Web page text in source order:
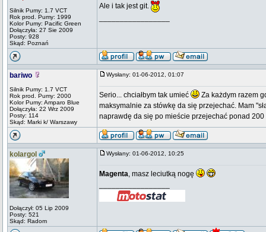
Silnik Pumy: 1.7 VCT
Rok prod. Pumy: 1999
Kolor Pumy: Pacific Green
Dołączyła: 27 Sie 2009
Posty: 928
Skąd: Poznań
Ale i tak jest git.
bariwo
Silnik Pumy: 1.7 VCT
Rok prod. Pumy: 2000
Kolor Pumy: Amparo Blue
Dołączyła: 22 Wrz 2009
Posty: 114
Skąd: Marki k/ Warszawy
Wysłany: 01-06-2012, 01:07
Serio... chciałbym tak umieć
Za każdym razem
maksymalnie za stówkę da się przejechać. Mam
naprawdę da się po mieście przejechać ponad
kolargol
Dołączył: 05 Lip 2009
Posty: 521
Skąd: Radom
Wysłany: 01-06-2012, 10:25
Magenta, masz leciutką nogę